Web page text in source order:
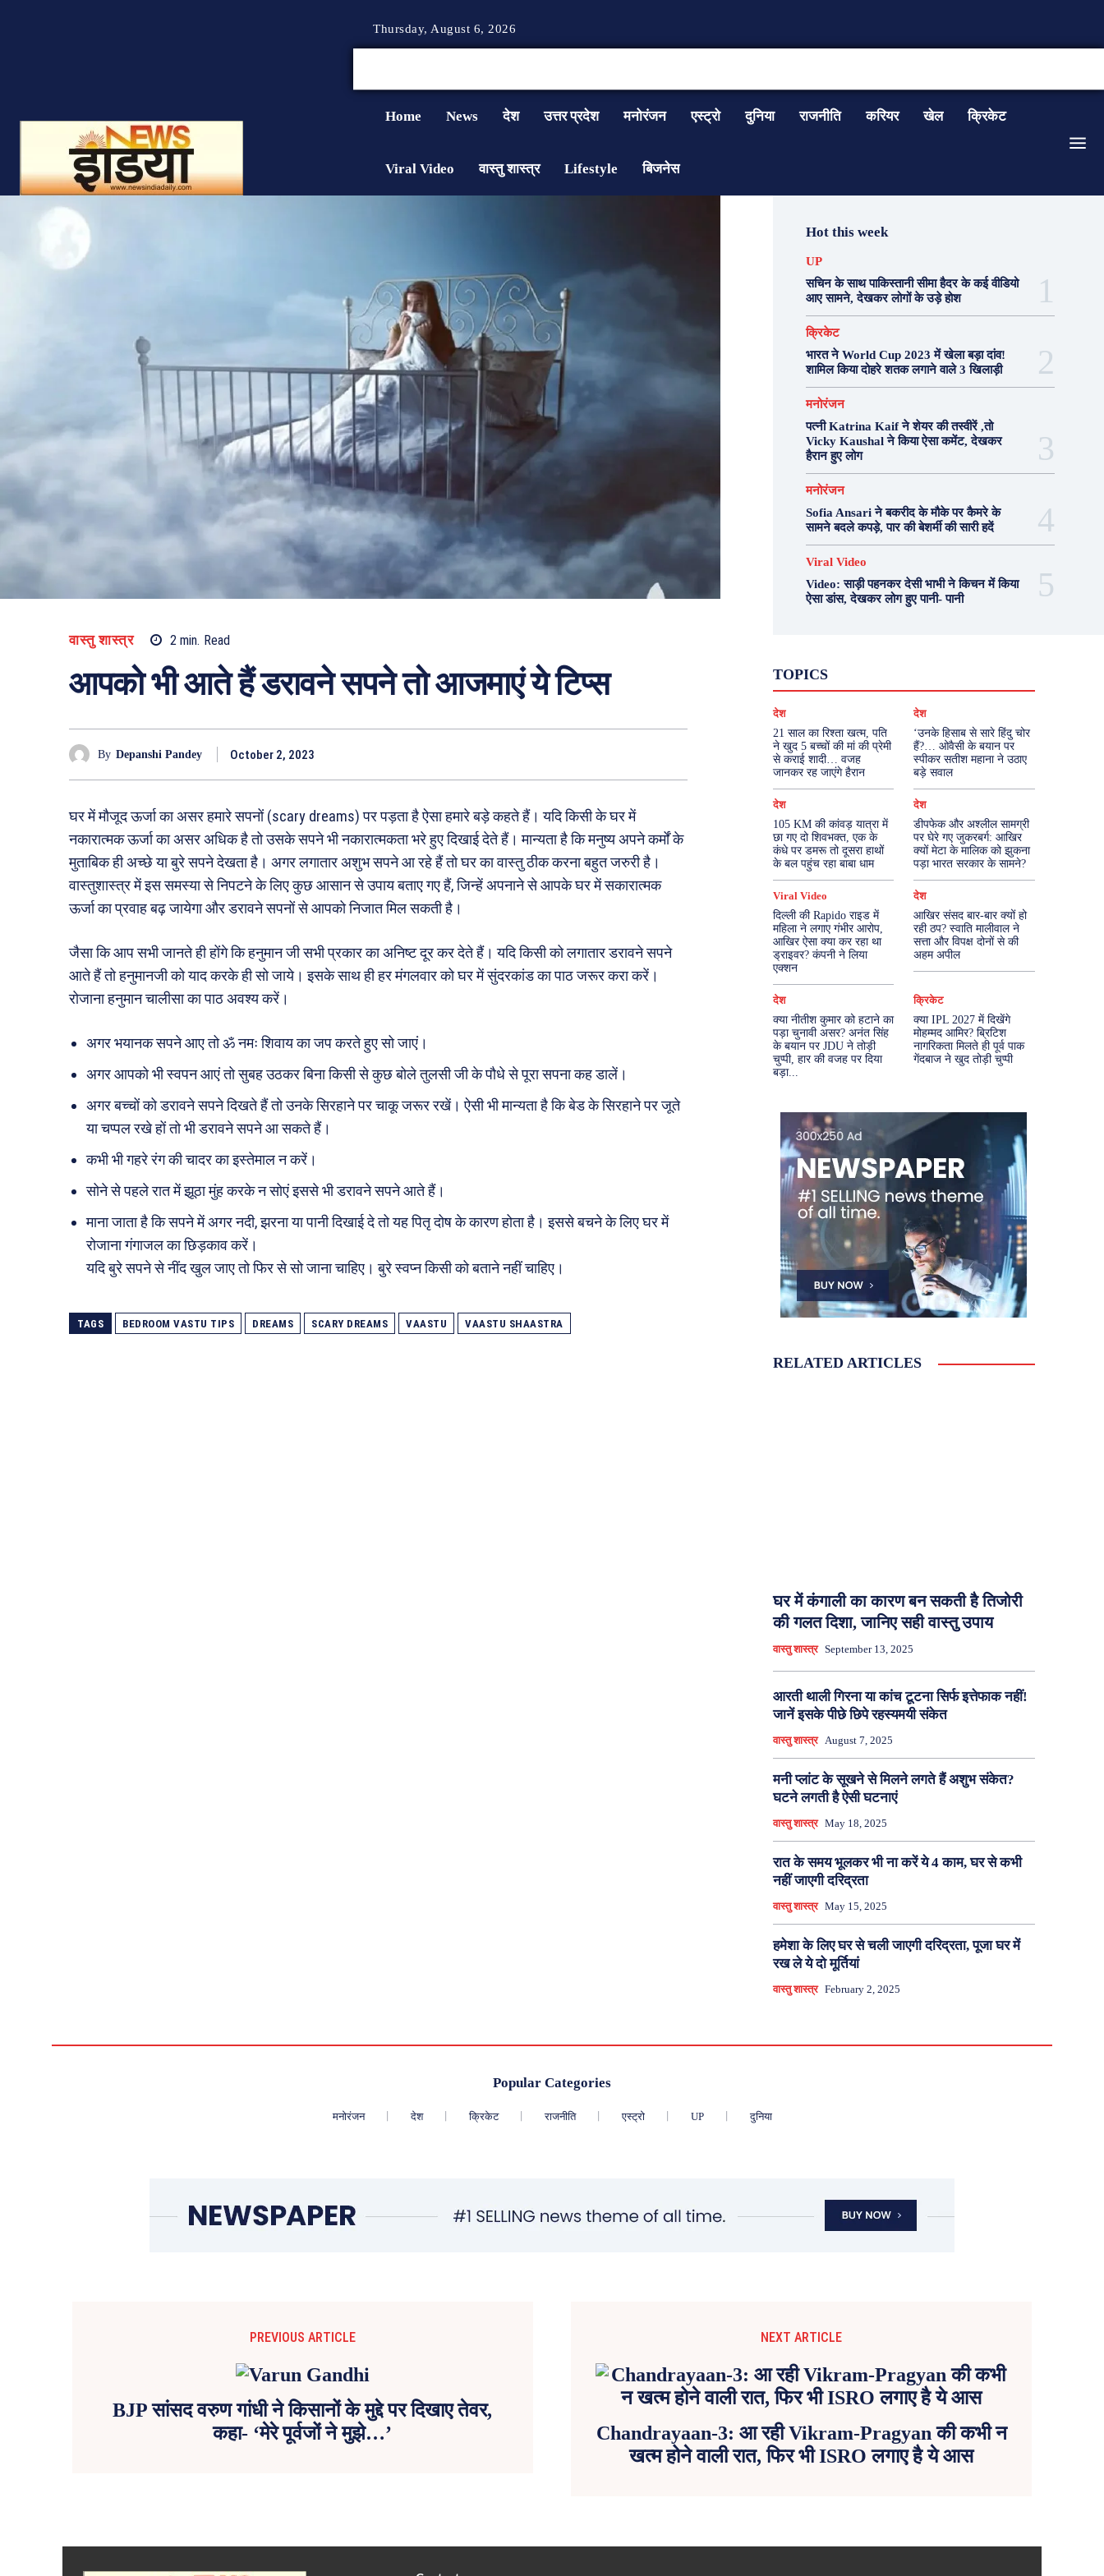
Thursday, August 6, 2026
Home News देश उत्तर प्रदेश मनोरंजन एस्ट्रो दुनिया राजनीति करियर खेल क्रिकेट
Viral Video वास्तु शास्त्र Lifestyle बिजनेस
वास्तु शास्त्र 2 min. Read
आपको भी आते हैं डरावने सपने तो आजमाएं ये टिप्स
By Depanshi Pandey October 2, 2023
घर में मौजूद ऊर्जा का असर हमारे सपनों (scary dreams) पर पड़ता है ऐसा हमारे बड़े कहते हैं। यदि किसी के घर में
नकारात्मक ऊर्जा का असर अधिक है तो उसके सपने भी नकारात्मकता भरे हुए दिखाई देते हैं। मान्यता है कि मनुष्य अपने कर्मों के
मुताबिक ही अच्छे या बुरे सपने देखता है। अगर लगातार अशुभ सपने आ रहे हैं तो घर का वास्तु ठीक करना बहुत जरुरी है।
वास्तुशास्त्र में इस समस्या से निपटने के लिए कुछ आसान से उपाय बताए गए हैं, जिन्हें अपनाने से आपके घर में सकारात्मक
ऊर्जा का प्रवाह बढ़ जायेगा और डरावने सपनों से आपको निजात मिल सकती है।
जैसा कि आप सभी जानते ही होंगे कि हनुमान जी सभी प्रकार का अनिष्ट दूर कर देते हैं। यदि किसी को लगातार डरावने सपने
आते हैं तो हनुमानजी को याद करके ही सो जाये। इसके साथ ही हर मंगलवार को घर में सुंदरकांड का पाठ जरूर करा करें।
रोजाना हनुमान चालीसा का पाठ अवश्य करें।
अगर भयानक सपने आए तो ॐ नमः शिवाय का जप करते हुए सो जाएं।
अगर आपको भी स्वपन आएं तो सुबह उठकर बिना किसी से कुछ बोले तुलसी जी के पौधे से पूरा सपना कह डालें।
अगर बच्चों को डरावने सपने दिखते हैं तो उनके सिरहाने पर चाकू जरूर रखें। ऐसी भी मान्यता है कि बेड के सिरहाने पर जूते
या चप्पल रखे हों तो भी डरावने सपने आ सकते हैं।
कभी भी गहरे रंग की चादर का इस्तेमाल न करें।
सोने से पहले रात में झूठा मुंह करके न सोएं इससे भी डरावने सपने आते हैं।
माना जाता है कि सपने में अगर नदी, झरना या पानी दिखाई दे तो यह पितृ दोष के कारण होता है। इससे बचने के लिए घर में
रोजाना गंगाजल का छिड़काव करें।
यदि बुरे सपने से नींद खुल जाए तो फिर से सो जाना चाहिए। बुरे स्वप्न किसी को बताने नहीं चाहिए।
TAGS BEDROOM VASTU TIPS DREAMS SCARY DREAMS VAASTU VAASTU SHAASTRA
Hot this week
UP
सचिन के साथ पाकिस्तानी सीमा हैदर के कई वीडियो
आए सामने, देखकर लोगों के उड़े होश
क्रिकेट
भारत ने World Cup 2023 में खेला बड़ा दांव!
शामिल किया दोहरे शतक लगाने वाले 3 खिलाड़ी
मनोरंजन
पत्नी Katrina Kaif ने शेयर की तस्वीरें ,तो
Vicky Kaushal ने किया ऐसा कमेंट, देखकर
हैरान हुए लोग
मनोरंजन
Sofia Ansari ने बकरीद के मौके पर कैमरे के
सामने बदले कपड़े, पार की बेशर्मी की सारी हदें
Viral Video
Video: साड़ी पहनकर देसी भाभी ने किचन में किया
ऐसा डांस, देखकर लोग हुए पानी- पानी
TOPICS
दुनिया
मनोरंजन
राजनीति वास्तु शास्त्र
More
देश
21 साल का रिश्ता खत्म, पति
ने खुद 5 बच्चों की मां की प्रेमी
से कराई शादी… वजह
जानकर रह जाएंगे हैरान
देश
‘उनके हिसाब से सारे हिंदु चोर
हैं?… ओवैसी के बयान पर
स्पीकर सतीश महाना ने उठाए
बड़े सवाल
देश
105 KM की कांवड़ यात्रा में
छा गए दो शिवभक्त, एक के
कंधे पर डमरू तो दूसरा हाथों
के बल पहुंच रहा बाबा धाम
देश
डीपफेक और अश्लील सामग्री
पर घेरे गए जुकरबर्ग: आखिर
क्यों मेटा के मालिक को झुकना
पड़ा भारत सरकार के सामने?
Viral Video
दिल्ली की Rapido राइड में
महिला ने लगाए गंभीर आरोप,
आखिर ऐसा क्या कर रहा था
ड्राइवर? कंपनी ने लिया
एक्शन
देश
आखिर संसद बार-बार क्यों हो
रही ठप? स्वाति मालीवाल ने
सत्ता और विपक्ष दोनों से की
अहम अपील
देश
क्या नीतीश कुमार को हटाने का
पड़ा चुनावी असर? अनंत सिंह
के बयान पर JDU ने तोड़ी
चुप्पी, हार की वजह पर दिया
बड़ा...
क्रिकेट
क्या IPL 2027 में दिखेंगे
मोहम्मद आमिर? ब्रिटिश
नागरिकता मिलते ही पूर्व पाक
गेंदबाज ने खुद तोड़ी चुप्पी
RELATED ARTICLES
घर में कंगाली का कारण बन सकती है तिजोरी
की गलत दिशा, जानिए सही वास्तु उपाय
वास्तु शास्त्र September 13, 2025
आरती थाली गिरना या कांच टूटना सिर्फ इत्तेफाक नहीं!
जानें इसके पीछे छिपे रहस्यमयी संकेत
वास्तु शास्त्र August 7, 2025
मनी प्लांट के सूखने से मिलने लगते हैं अशुभ संकेत?
घटने लगती है ऐसी घटनाएं
वास्तु शास्त्र May 18, 2025
रात के समय भूलकर भी ना करें ये 4 काम, घर से कभी
नहीं जाएगी दरिद्रता
वास्तु शास्त्र May 15, 2025
हमेशा के लिए घर से चली जाएगी दरिद्रता, पूजा घर में
रख ले ये दो मूर्तियां
वास्तु शास्त्र February 2, 2025
Popular Categories
मनोरंजन देश क्रिकेट राजनीति एस्ट्रो UP दुनिया
PREVIOUS ARTICLE
BJP सांसद वरुण गांधी ने किसानों के मुद्दे पर दिखाए तेवर,
कहा- ‘मेरे पूर्वजों ने मुझे…’
NEXT ARTICLE
Chandrayaan-3: आ रही Vikram-Pragyan की कभी न
खत्म होने वाली रात, फिर भी ISRO लगाए है ये आस